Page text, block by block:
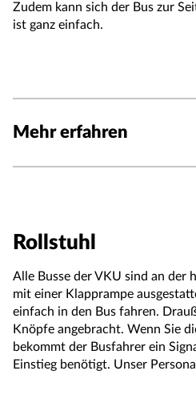
Zudem kann sich der Bus zur
ist ganz einfach.
Mehr erfahren
Rollstuhl
Alle Busse der VKU sind an der
mit einer Klapprampe
einfach in den Bus fahren.
Knöpfe angebracht. Wenn Sie
bekommt der Busfahrer ein
Einstieg benötigt. Unser